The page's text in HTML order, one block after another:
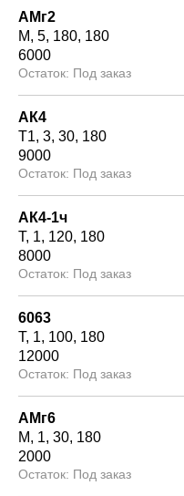
АМг2
М 5 180 180
6000
Под заказ
АК4
Т1 3 30 180
9000
Под заказ
АК4-1ч
Т 1 120 180
8000
Под заказ
6063
Т 1 100 180
12000
Под заказ
АМг6
М
1 30 180
2000
Под заказ